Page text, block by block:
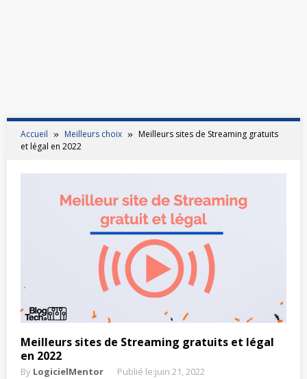
Accueil Meilleurs choix
Meilleurs sites de Streaming gratuits
et légal en 2022
Meilleurs sites de Streaming gratuits et légal
en 2022
By LogicielMentor Publié le:juin 21, 2022